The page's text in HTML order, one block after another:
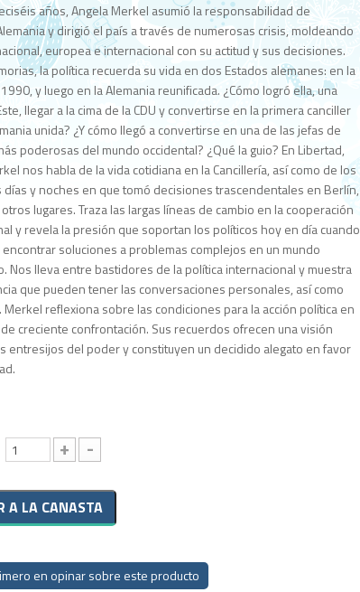
años, Angela Merkel asumió la responsabilidad de
y dirigió el país a través de numerosas crisis, moldeando
europea e internacional con su actitud y sus decisiones.
la política recuerda su vida en dos Estados alemanes: en la
y luego en la Alemania reunificada. ¿Cómo logró ella, una
llegar a la cima de la CDU y convertirse en la primera canciller
unida? ¿Y cómo llegó a convertirse en una de las jefas de
poderosas del mundo occidental? ¿Qué la guio? En Libertad,
nos habla de la vida cotidiana en la Cancillería, así como de los
días y noches en que tomó decisiones trascendentales en Berlín,
lugares. Traza las largas líneas de cambio en la cooperación
y revela la presión que soportan los políticos hoy en día cuando
soluciones a problemas complejos en un mundo
Nos lleva entre bastidores de la política internacional y muestra
que pueden tener las conversaciones personales, así como
Merkel reflexiona sobre las condiciones para la acción política en
creciente confrontación. Sus recuerdos ofrecen una visión
entresijos del poder y constituyen un decidido alegato en favor
+ -
en opinar sobre este producto